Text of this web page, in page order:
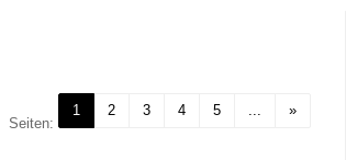
Seiten:
1 2 3 4 5 ... »